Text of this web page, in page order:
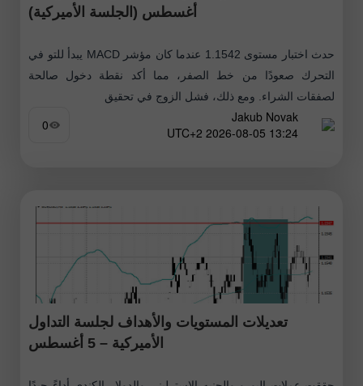
أغسطس (الجلسة الأميركية)
حدث اختبار مستوى 1.1542 عندما كان مؤشر MACD يبدأ للتو في
التحرك صعودًا من خط الصفر، مما أكد نقطة دخول صالحة
لصفقات الشراء. ومع ذلك، فشل الزوج في تحقيق
Jakub Novak
13:24 2026-08-05 UTC+2
0
تعديلات المستويات والأهداف لجلسة التداول
الأميركية – 5 أغسطس